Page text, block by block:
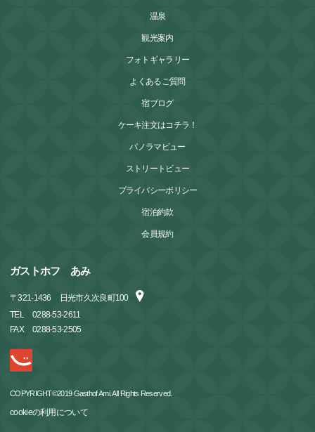
温泉
観光案内
フォトギャラリー
よくあるご質問
宿ブログ
ケーキ注文はコチラ！
パノラマビュー
ストリートビュー
プライバシーポリシー
宿泊約款
会員規約
ガストホフ あみ
〒321-1436
日光市久次良町100
TEL
0288-53-2611
FAX
0288-53-2505
COPYRIGHT©2019 Gasthof Ami. All Rights Reserved.
cookieの利用について